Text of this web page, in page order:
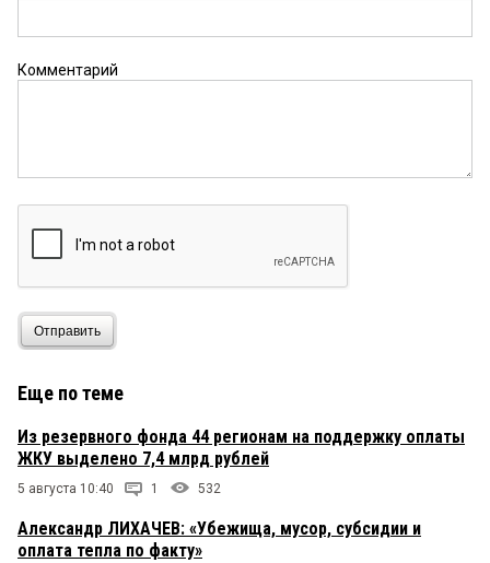
Комментарий
Отправить
Еще по теме
Из резервного фонда 44 регионам на поддержку оплаты
ЖКУ выделено 7,4 млрд рублей
5 августа 10:40 1 532
Александр ЛИХАЧЕВ: «Убежища, мусор, субсидии и
оплата тепла по факту»